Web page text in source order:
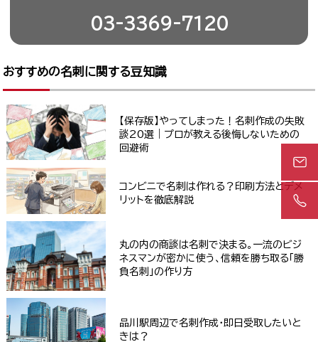
03-3369-7120
おすすめの名刺に関する豆知識
【保存版】やってしまった！名刺作成の失敗
談20選｜プロが教える後悔しないための
回避術
コンビニで名刺は作れる？印刷方法とデメ
リットを徹底解説
丸の内の商談は名刺で決まる。一流のビジ
ネスマンが密かに使う、信頼を勝ち取る「勝
負名刺」の作り方
品川駅周辺で名刺作成・即日受取したいと
きは？